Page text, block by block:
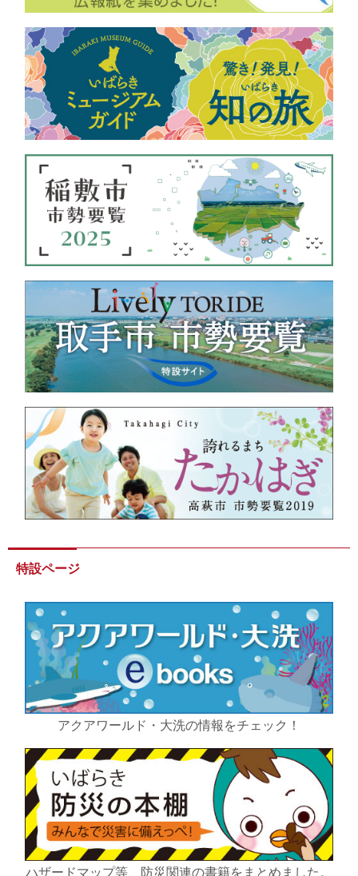
特設ページ
アクアワールド・大洗の情報をチェック！
ハザードマップ等、防災関連の書籍をまとめました。